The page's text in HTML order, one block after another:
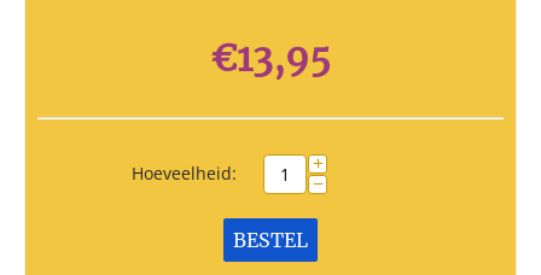
€13,95
Hoeveelheid: +
−
BESTEL